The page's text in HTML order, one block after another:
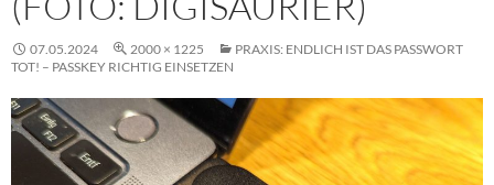
07.05.2024 2000 × 1225
PRAXIS: ENDLICH IST DAS PASSWORT
TOT! – PASSKEY RICHTIG EINSETZEN